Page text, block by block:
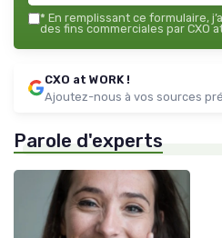
* En remplissant ce formulaire,
des fins commerciales par CXO
CXO at WORK !
Ajoutez-nous à vos sources
Parole d'experts